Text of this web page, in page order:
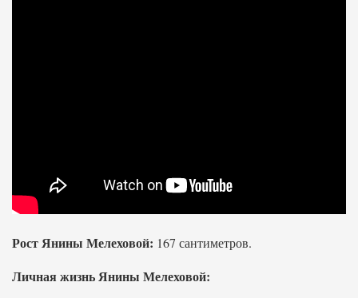
Рост Янины Мелеховой: 167 сантиметров.
Личная жизнь Янины Мелеховой: